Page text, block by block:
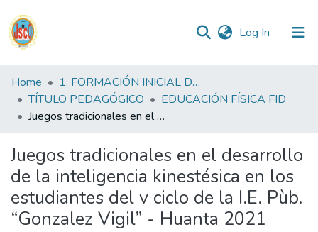
Log In (current)
Communities
&
Collections
Statistics
Reglamento
Home
1. FORMACIÓN INICIAL DOCENTE
TÍTULO PEDAGÓGICO
EDUCACIÓN FÍSICA FID
Juegos tradicionales en el desarrollo de la inteligencia kinestésica en los estudiantes del v ciclo de la I.E. Pùb. “Gonzalez Vigil” - Huanta 2021
Juegos tradicionales en el desarrollo
de la inteligencia kinestésica en los
estudiantes del v ciclo de la I.E. Pùb.
“Gonzalez Vigil” - Huanta 2021